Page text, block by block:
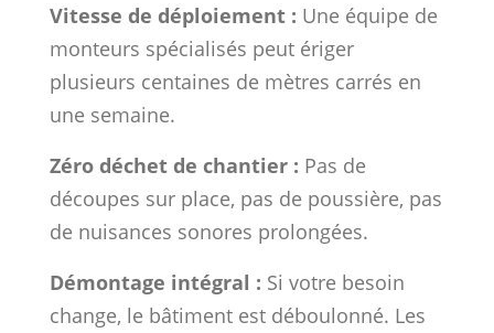
Vitesse de déploiement : Une équipe de
monteurs spécialisés peut ériger
plusieurs centaines de mètres carrés en
une semaine.
Zéro déchet de chantier : Pas de
découpes sur place, pas de poussière, pas
de nuisances sonores prolongées.
Démontage intégral : Si votre besoin
change, le bâtiment est déboulonné. Les